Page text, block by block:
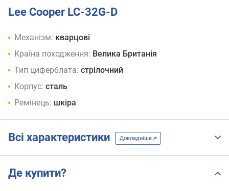
Lee Cooper LC-32G-D
Механізм: кварцові
Країна походження: Велика Британія
Тип циферблата: стрілочний
Корпус: сталь
Ремінець: шкіра
Всі характеристики Докладніше
Де купити?